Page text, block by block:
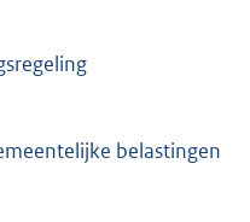
belastingen